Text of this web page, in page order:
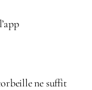
ne suffit